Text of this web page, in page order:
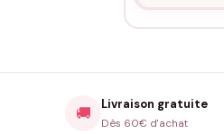
🚚 Livraison gratuite
Dès 60€ d'achat